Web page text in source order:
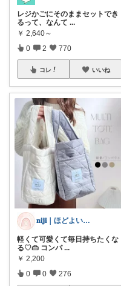
レジかごにそのままセットでき
るって、なんて ...
￥ 2,640～
0 2 770
コレ いいね
𝐧𝐢𝐣𝐢｜ほどよい華を、暮らしに
軽くて可愛くて毎日持ちたくな
る♡👜 コンパ ...
￥ 2,200
0 0 276